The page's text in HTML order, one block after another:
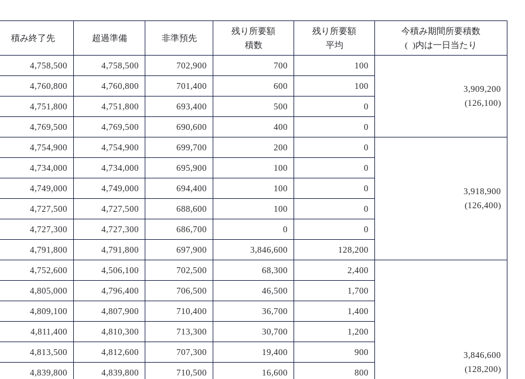
積み終了先 超過準備 非準預先
残り所要額
積数
残り所要額
平均
今積み期間所要積数
( )内は一日当たり
4,758,500 4,758,500 702,900 700 100
3,909,200
(126,100)
4,760,800 4,760,800 701,400 600 100
4,751,800 4,751,800 693,400 500 0
4,769,500 4,769,500 690,600 400 0
4,754,900 4,754,900 699,700 200 0
3,918,900
(126,400)
4,734,000 4,734,000 695,900 100 0
4,749,000 4,749,000 694,400 100 0
4,727,500 4,727,500 688,600 100 0
4,727,300 4,727,300 686,700 0 0
4,791,800 4,791,800 697,900 3,846,600 128,200
4,752,600 4,506,100 702,500 68,300 2,400
3,846,600
(128,200)
4,805,000 4,796,400 706,500 46,500 1,700
4,809,100 4,807,900 710,400 36,700 1,400
4,811,400 4,810,300 713,300 30,700 1,200
4,813,500 4,812,600 707,300 19,400 900
4,839,800 4,839,800 710,500 16,600 800